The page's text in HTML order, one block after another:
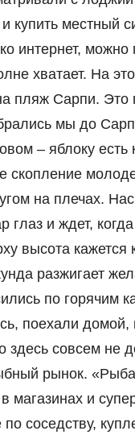
купить местный
интернет,
хватает. На
Сарпи. Это
мы до
– яблоку
скопление
на плечах.
глаз и ждет,
высота кажется
разжигает
по горячим
поехали
совсем не
рынок.
и
соседству,